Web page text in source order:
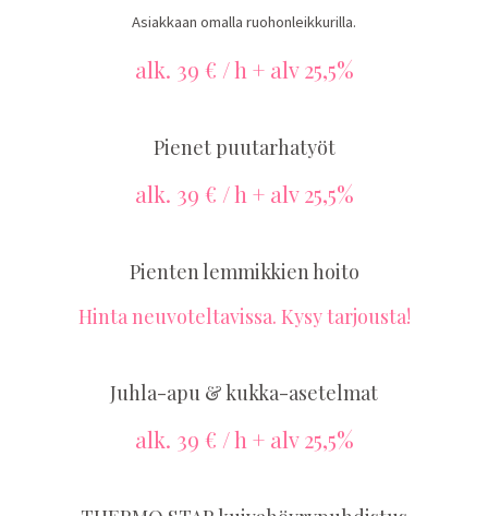
Asiakkaan omalla ruohonleikkurilla.
alk. 39 € / h + alv 25,5%
Pienet puutarhatyöt
alk. 39 € / h + alv 25,5%
Pienten lemmikkien hoito
Hinta neuvoteltavissa. Kysy tarjousta!
Juhla-apu & kukka-asetelmat
alk. 39 € / h + alv 25,5%